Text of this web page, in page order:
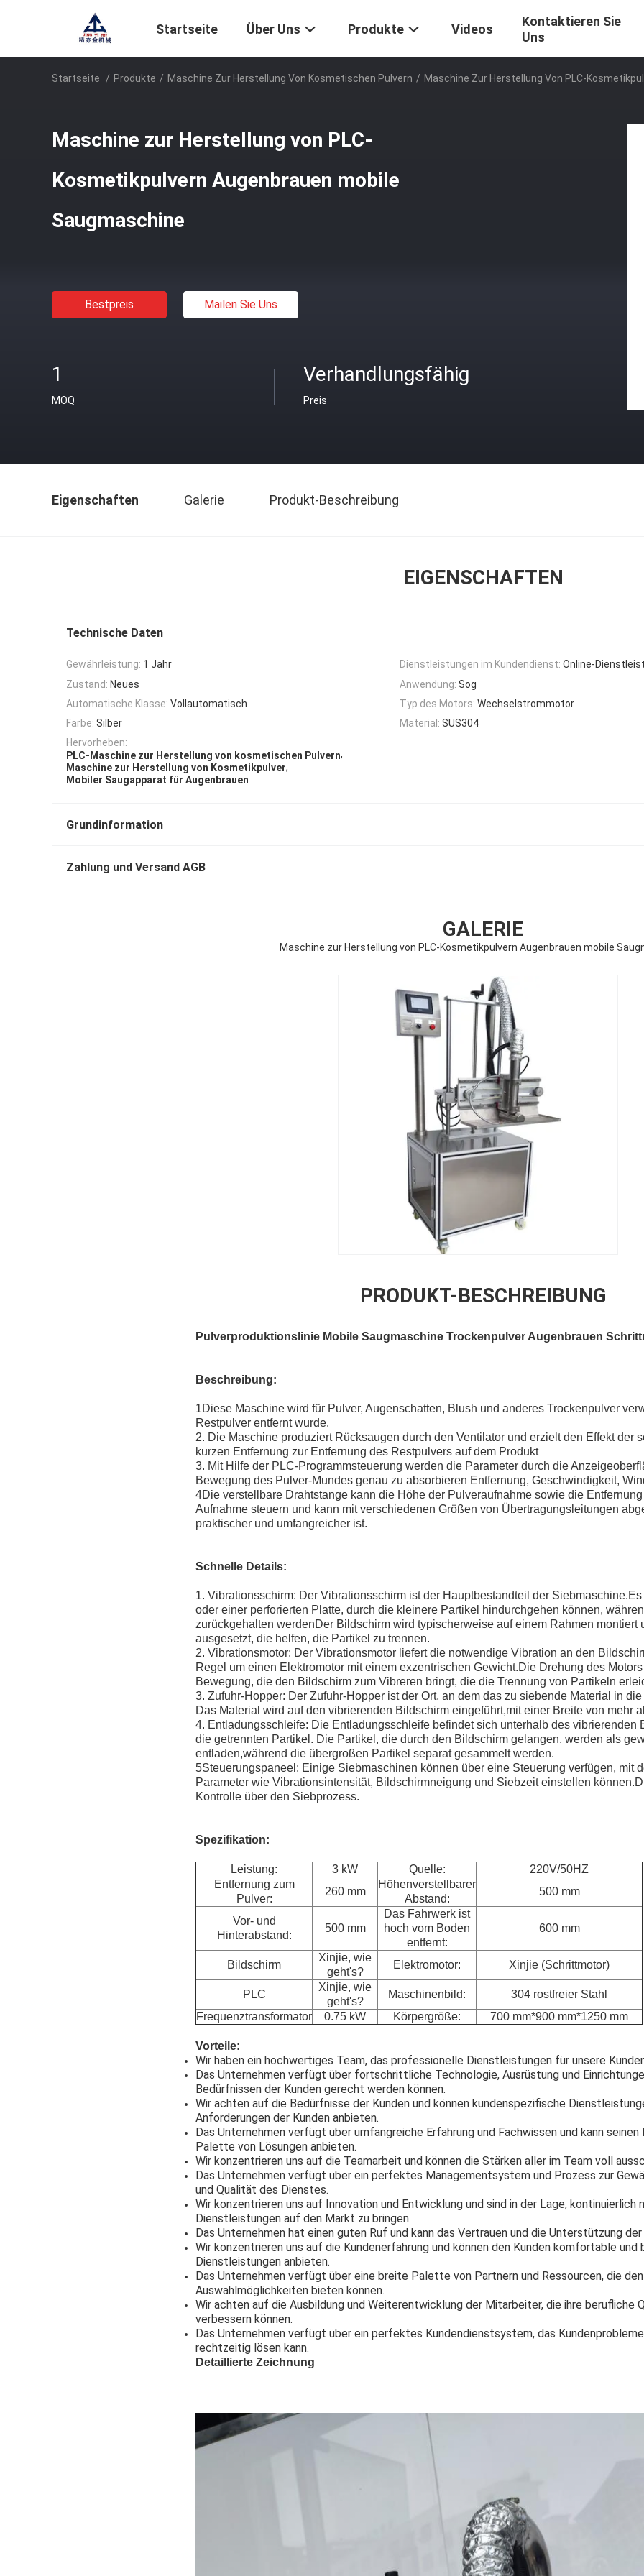
Startseite Über Uns Produkte Videos
Kontaktieren Sie
Uns
Startseite / Produkte / Maschine Zur Herstellung Von Kosmetischen Pulvern / Maschine Zur Herstellung Von PLC-
Maschine zur Herstellung von PLC-
Kosmetikpulvern Augenbrauen mobile
Saugmaschine
Bestpreis Mailen Sie Uns
1
MOQ
Verhandlungsfähig
Preis
Eigenschaften Galerie Produkt-Beschreibung
EIGENSCHAFTEN
Technische Daten
Gewährleistung: 1 Jahr Dienstleistungen im Kundendienst: Online-
Zustand: Neues Anwendung: Sog
Automatische Klasse: Vollautomatisch Typ des Motors: Wechselstrommotor
Farbe: Silber Material: SUS304
Hervorheben:
PLC-Maschine zur Herstellung von kosmetischen Pulvern,
Maschine zur Herstellung von Kosmetikpulver,
Mobiler Saugapparat für Augenbrauen
Grundinformation
Zahlung und Versand AGB
GALERIE
Maschine zur Herstellung von PLC-Kosmetikpulvern Augenbrauen mobile
PRODUKT-BESCHREIBUNG
Pulverproduktionslinie Mobile Saugmaschine Trockenpulver Augenbrauen
Beschreibung:
1Diese Maschine wird für Pulver, Augenschatten, Blush und anderes Trockenpulver
Restpulver entfernt wurde.
2. Die Maschine produziert Rücksaugen durch den Ventilator und erzielt den Effekt der
kurzen Entfernung zur Entfernung des Restpulvers auf dem Produkt
3. Mit Hilfe der PLC-Programmsteuerung werden die Parameter durch die
Bewegung des Pulver-Mundes genau zu absorbieren Entfernung, Geschwindigkeit,
4Die verstellbare Drahtstange kann die Höhe der Pulveraufnahme sowie die
Aufnahme steuern und kann mit verschiedenen Größen von Übertragungsleitungen
praktischer und umfangreicher ist.
Schnelle Details:
1. Vibrationsschirm: Der Vibrationsschirm ist der Hauptbestandteil der
oder einer perforierten Platte, durch die kleinere Partikel hindurchgehen können,
zurückgehalten werdenDer Bildschirm wird typischerweise auf einem Rahmen montiert
ausgesetzt, die helfen, die Partikel zu trennen.
2. Vibrationsmotor: Der Vibrationsmotor liefert die notwendige Vibration an den
Regel um einen Elektromotor mit einem exzentrischen Gewicht.Die Drehung des
Bewegung, die den Bildschirm zum Vibreren bringt, die die Trennung von Partikeln
3. Zufuhr-Hopper: Der Zufuhr-Hopper ist der Ort, an dem das zu siebende Material in
Das Material wird auf den vibrierenden Bildschirm eingeführt,mit einer Breite von mehr
4. Entladungsschleife: Die Entladungsschleife befindet sich unterhalb des vibrierenden
die getrennten Partikel. Die Partikel, die durch den Bildschirm gelangen, werden als
entladen,während die übergroßen Partikel separat gesammelt werden.
5Steuerungspaneel: Einige Siebmaschinen können über eine Steuerung verfügen, mit
Parameter wie Vibrationsintensität, Bildschirmneigung und Siebzeit einstellen
Kontrolle über den Siebprozess.
Spezifikation:
Leistung: 3 kW Quelle:
220V/50HZ
Entfernung zum
Pulver:
260 mm
Höhenverstellbarer
Abstand:
500 mm
Vor- und
Hinterabstand:
500 mm
Das Fahrwerk ist
hoch vom Boden
entfernt:
600 mm
Bildschirm
Xinjie, wie
geht's?
Elektromotor: Xinjie (Schrittmotor)
PLC
Xinjie, wie
geht's?
Maschinenbild:
304 rostfreier Stahl
Frequenztransformator
0.75 kW Körpergröße: 700 mm*900 mm*1250 mm
Vorteile:
Wir haben ein hochwertiges Team, das professionelle Dienstleistungen für unsere
Das Unternehmen verfügt über fortschrittliche Technologie, Ausrüstung und
Bedürfnissen der Kunden gerecht werden können.
Wir achten auf die Bedürfnisse der Kunden und können kundenspezifische
Anforderungen der Kunden anbieten.
Das Unternehmen verfügt über umfangreiche Erfahrung und Fachwissen und kann seinen
Palette von Lösungen anbieten.
Wir konzentrieren uns auf die Teamarbeit und können die Stärken aller im Team voll
Das Unternehmen verfügt über ein perfektes Managementsystem und Prozess zur
und Qualität des Dienstes.
Wir konzentrieren uns auf Innovation und Entwicklung und sind in der Lage, kontinuierlich
Dienstleistungen auf den Markt zu bringen.
Das Unternehmen hat einen guten Ruf und kann das Vertrauen und die Unterstützung der
Wir konzentrieren uns auf die Kundenerfahrung und können den Kunden komfortable und
Dienstleistungen anbieten.
Das Unternehmen verfügt über eine breite Palette von Partnern und Ressourcen, die
Auswahlmöglichkeiten bieten können.
Wir achten auf die Ausbildung und Weiterentwicklung der Mitarbeiter, die ihre berufliche
verbessern können.
Das Unternehmen verfügt über ein perfektes Kundendienstsystem, das
rechtzeitig lösen kann.
Detaillierte Zeichnung